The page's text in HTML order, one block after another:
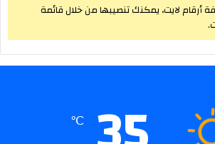
أرقام لايت، يمكنك تنصيبها من خلال قائمة
℃